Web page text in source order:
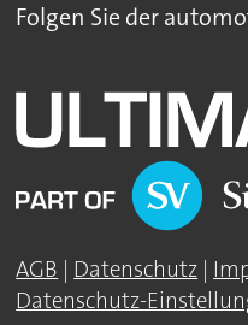
Folgen Sie der
AGB | Datenschutz |
Datenschutz-